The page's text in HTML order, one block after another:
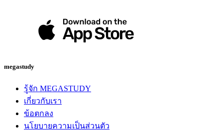
megastudy
รู้จัก MEGASTUDY
เกี่ยวกับเรา
ข้อตกลง
นโยบายความเป็นส่วนตัว